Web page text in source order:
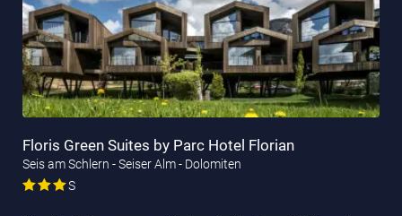
Floris Green Suites by Parc Hotel Florian
Seis am Schlern - Seiser Alm - Dolomiten
S